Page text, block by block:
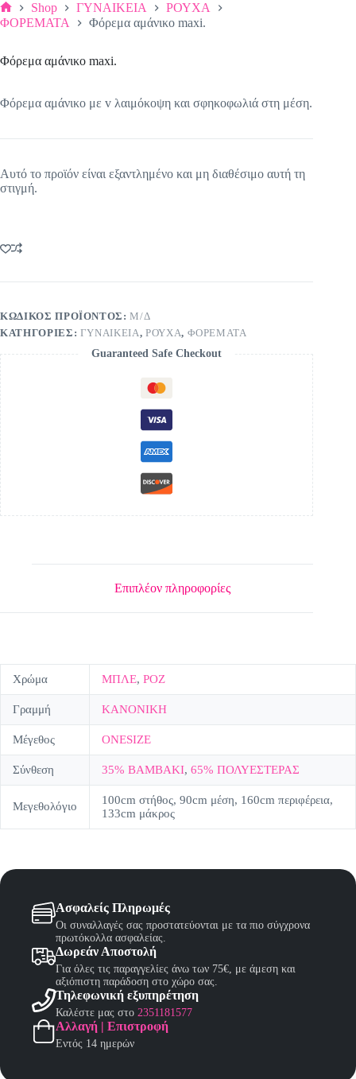
Αρχική
Shop ΓΥΝΑΙΚΕΙΑ
ΡΟΥΧΑ
ΦΟΡΕΜΑΤΑ
Φόρεμα αμάνικο maxi.
Φόρεμα αμάνικο maxi.
Φόρεμα αμάνικο με v λαιμόκοψη και σφηκοφωλιά στη μέση.
Αυτό το προϊόν είναι εξαντλημένο και μη διαθέσιμο αυτή τη
στιγμή.
ΚΩΔΙΚΌΣ ΠΡΟΪΌΝΤΟΣ:Μ/Δ
ΚΑΤΗΓΟΡΊΕΣ: ΓΥΝΑΙΚΕΙΑ, ΡΟΥΧΑ, ΦΟΡΕΜΑΤΑ
Guaranteed Safe Checkout
Επιπλέον πληροφορίες
Χρώμα ΜΠΛΕ, ΡΟΖ
Γραμμή ΚΑΝΟΝΙΚΗ
Μέγεθος ONESIZE
Σύνθεση 35% ΒΑΜΒΑΚΙ, 65% ΠΟΛΥΕΣΤΕΡΑΣ
Μεγεθολόγιο
100cm στήθος, 90cm μέση, 160cm περιφέρεια,
133cm μάκρος
Ασφαλείς Πληρωμές
Οι συναλλαγές σας προστατεύονται με τα πιο σύγχρονα
πρωτόκολλα ασφαλείας.
Δωρεάν Αποστολή
Για όλες τις παραγγελίες άνω των 75€, με άμεση και
αξιόπιστη παράδοση στο χώρο σας.
Τηλεφωνική εξυπηρέτηση
Καλέστε μας στο 2351181577
Αλλαγή | Επιστροφή
Εντός 14 ημερών